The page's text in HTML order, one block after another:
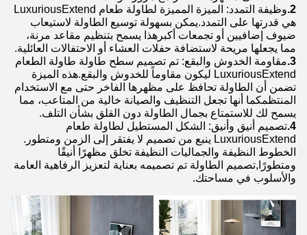
2.
وظيفة التمدد: الميزة المميزة لطاولة طعام LuxuriousExtend
هي قدرتها على التمدد.يمكن بسهولة توسيع الطاولة لاستيعاب
ضيوف إضافيين أو تجمعات أكبرهذا يسمح بتنظيم مقاعد مرنة،
مما يجعلها مريحة لاستضافة حفلات العشاء أو الاحتفالات العائلية.
3. مقاومة الخدوش والبقع: تم تصميم سطح طاولة طاولة الطعام
LuxuriousExtend ليكون مقاوماً للخدوش والبقع.هذه الميزة
تضمن أن الطاولة تحافظ على مظهرها الفاخر حتى مع الاستخدام
المنتظمكما أنها تجعل التنظيف والصيانة خالية من المتاعب، مما
يسمح لك للاستمتاع بجمال الطاولة دون القلق بشأن التلف.
4. تصميم أنيق وأنيق: الشكل المستطيل لطاولة طعام
LuxuriousExtend ينبع من تصميم لا يفتقر إلى الزمن ومتطور.
الخطوط النظيفة والجماليات النظيفة تخلق مظهرًا أنيقًا
ومتطورًا,تصميم الطاولة تم تصميمه بعناية لتعزيز الرفاهية العامة
والأسلوب في مساحتك.